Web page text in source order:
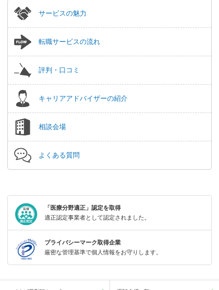
サービスの魅力
転職サービスの流れ
評判・口コミ
キャリアアドバイザーの紹介
相談会場
よくある質問
「医療分野適正」認定を取得
適正認定事業者として認定されました。
プライバシーマーク取得企業
厳密な管理基準で個人情報をお守りします。